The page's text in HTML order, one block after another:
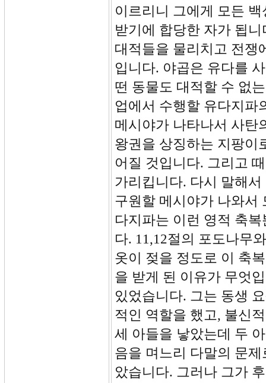
이르리니 그에게 모든
받기에 합당한 자가 됩
대적들을 물리치고 전쟁
입니다. 야곱은 유다를
떤 동물도 대적할 수 없
업에서 수행할 유다지파
메시야가 나타나서 사탄
왕권을 상징하는 지팡이
어질 것입니다. 그리고
가리킵니다. 다시 말해
구원할 메시야가 나와서
다지파는 이런 영적 축
다. 11,12절의 포도나무
옷이 젖을 정도로 이 축
을 받게 된 이유가 무엇
있었습니다. 그는 동생
적인 역할을 했고, 불신
세 아들을 낳았는데 두
음을 며느리 다말의 문
았습니다. 그러나 그가